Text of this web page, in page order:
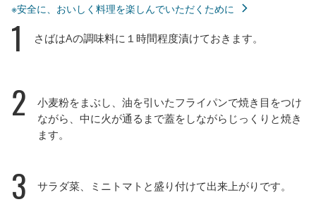
※安全に、おいしく料理を楽しんでいただくために
1 さばはAの調味料に１時間程度漬けておきます。
2
小麦粉をまぶし、油を引いたフライパンで焼き目をつけ
ながら、中に火が通るまで蓋をしながらじっくりと焼き
ます。
3 サラダ菜、ミニトマトと盛り付けて出来上がりです。